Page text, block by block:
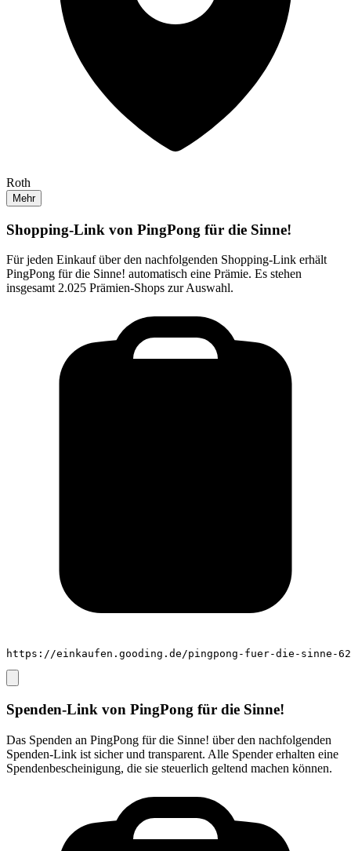
Roth
Mehr
Shopping-Link von PingPong für die Sinne!
Für jeden Einkauf über den nachfolgenden Shopping-Link erhält
PingPong für die Sinne! automatisch eine Prämie. Es stehen
insgesamt 2.025 Prämien-Shops zur Auswahl.
https://einkaufen.gooding.de/pingpong-fuer-die-sinne-
Spenden-Link von PingPong für die Sinne!
Das Spenden an PingPong für die Sinne! über den nachfolgenden
Spenden-Link ist sicher und transparent. Alle Spender erhalten eine
Spendenbescheinigung, die sie steuerlich geltend machen können.